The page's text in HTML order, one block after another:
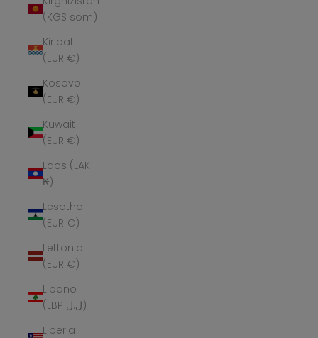
(KGS som)
Kiribati
(EUR €)
Kosovo
(EUR €)
Kuwait
(EUR €)
Laos (LAK
₭)
Lesotho
(EUR €)
Lettonia
(EUR €)
Libano
(LBP ل.ل)
Liberia